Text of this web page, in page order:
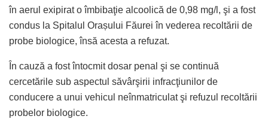
în aerul exipirat o îmbibaţie alcoolică de 0,98 mg/l, şi a fost
condus la Spitalul Orașului Făurei în vederea recoltării de
probe biologice, însă acesta a refuzat.
În cauză a fost întocmit dosar penal şi se continuă
cercetările sub aspectul săvârşirii infracţiunilor de
conducere a unui vehicul neînmatriculat şi refuzul recoltării
probelor biologice.